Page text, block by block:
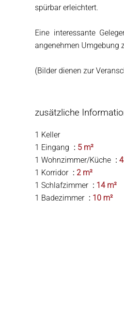
spürbar erleichtert.
Eine interessante
angenehmen Umgebung
(Bilder dienen zur
zusätzliche
1 Keller
1 Eingang
5 m²
1 Wohnzimmer/Küche
1 Korridor
2 m²
1 Schlafzimmer
14 m²
1 Badezimmer
10 m²